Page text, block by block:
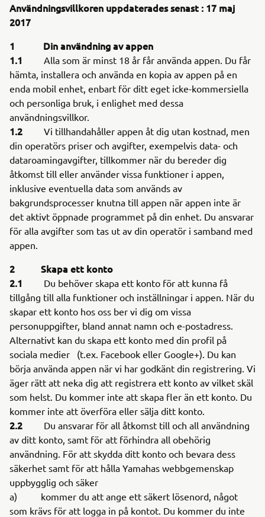
Användningsvillkoren uppdaterades senast : 17 maj
2017
1 Din användning av appen
1.1
Alla som är minst 18 år får använda appen. Du får
hämta, installera och använda en kopia av appen på en
enda mobil enhet, enbart för ditt eget icke-kommersiella
och personliga bruk, i enlighet med dessa
användningsvillkor.
1.2
Vi tillhandahåller appen åt dig utan kostnad, men
din operatörs priser och avgifter, exempelvis data- och
dataroamingavgifter, tillkommer när du bereder dig
åtkomst till eller använder vissa funktioner i appen,
inklusive eventuella data som används av
bakgrundsprocesser knutna till appen när appen inte är
det aktivt öppnade programmet på din enhet. Du ansvarar
för alla avgifter som tas ut av din operatör i samband med
appen.
2 Skapa ett konto
2.1
Du behöver skapa ett konto för att kunna få
tillgång till alla funktioner och inställningar i appen. När du
skapar ett konto hos oss ber vi dig om vissa
personuppgifter, bland annat namn och e-postadress.
Alternativt kan du skapa ett konto med din profil på
sociala medier (t.ex. Facebook eller Google+). Du kan
börja använda appen när vi har godkänt din registrering. Vi
äger rätt att neka dig att registrera ett konto av vilket skäl
som helst. Du kommer inte att skapa fler än ett konto. Du
kommer inte att överföra eller sälja ditt konto.
2.2
Du ansvarar för all åtkomst till och all användning
av ditt konto, samt för att förhindra all obehörig
användning. För att skydda ditt konto och bevara dess
säkerhet samt för att hålla Yamahas webbgemenskap
uppbygglig och säker
a) kommer du att ange ett säkert lösenord, något
som krävs för att logga in på kontot. Du kommer du inte